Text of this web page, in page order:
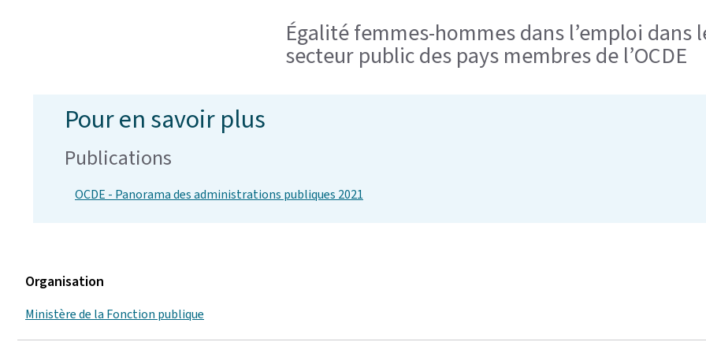
Égalité femmes-hommes dans l’emploi dans
secteur public des pays membres de l’OCDE
Pour en savoir plus
Publications
OCDE - Panorama des administrations publiques 2021
Organisation
Ministère de la Fonction publique